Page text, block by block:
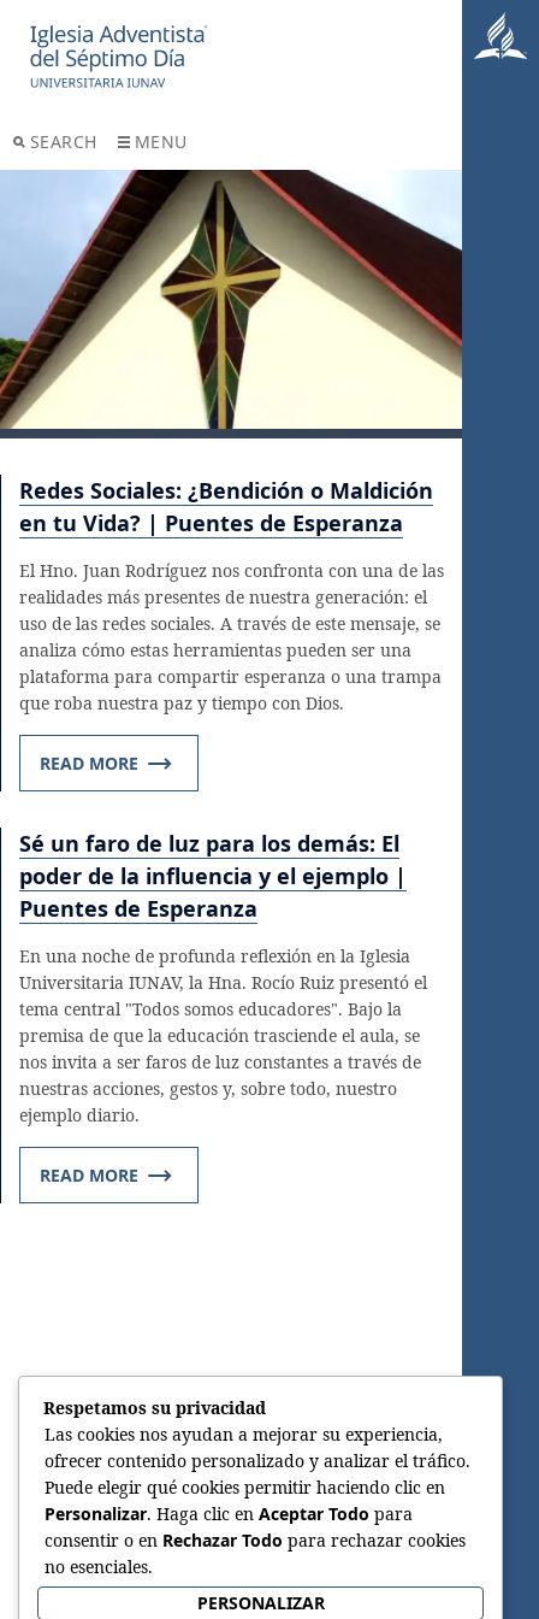
SEARCH MENU
Redes Sociales: ¿Bendición o Maldición
en tu Vida? | Puentes de Esperanza
El Hno. Juan Rodríguez nos confronta con una de las
realidades más presentes de nuestra generación: el
uso de las redes sociales. A través de este mensaje, se
analiza cómo estas herramientas pueden ser una
plataforma para compartir esperanza o una trampa
que roba nuestra paz y tiempo con Dios.
READ MORE
Sé un faro de luz para los demás: El
poder de la influencia y el ejemplo |
Puentes de Esperanza
En una noche de profunda reflexión en la Iglesia
Universitaria IUNAV, la Hna. Rocío Ruiz presentó el
tema central "Todos somos educadores". Bajo la
premisa de que la educación trasciende el aula, se
nos invita a ser faros de luz constantes a través de
nuestras acciones, gestos y, sobre todo, nuestro
ejemplo diario.
READ MORE
Respetamos su privacidad
Las cookies nos ayudan a mejorar su experiencia,
ofrecer contenido personalizado y analizar el tráfico.
Puede elegir qué cookies permitir haciendo clic en
Personalizar. Haga clic en Aceptar Todo para
consentir o en Rechazar Todo para rechazar cookies
no esenciales.
PERSONALIZAR